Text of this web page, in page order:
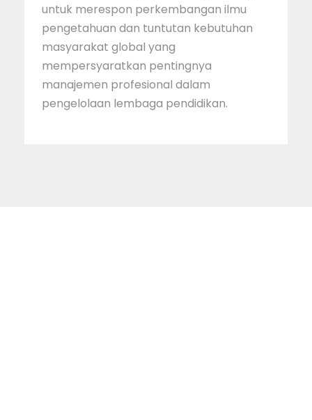
untuk merespon perkembangan ilmu
pengetahuan dan tuntutan kebutuhan
masyarakat global yang
mempersyaratkan pentingnya
manajemen profesional dalam
pengelolaan lembaga pendidikan.